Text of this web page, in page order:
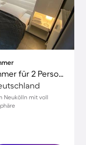
Tolle Wohnung mit 1 Schlafzimmer für 2 Personen
Neukölln mit voll